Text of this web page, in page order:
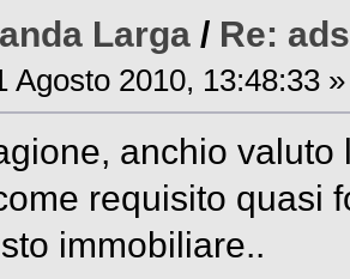
Larga / Re:
Agosto 2010, 13:48:33 »
anchio
requisito quasi
immobiliare..